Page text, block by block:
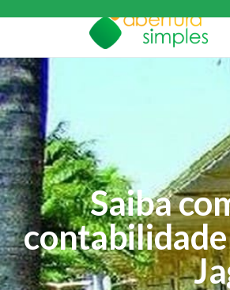
Saiba
contabilidade